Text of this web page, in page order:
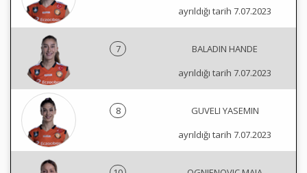
ayrıldığı tarih 7.07.2023
7
BALADIN HANDE
ayrıldığı tarih 7.07.2023
8
GUVELI YASEMIN
ayrıldığı tarih 7.07.2023